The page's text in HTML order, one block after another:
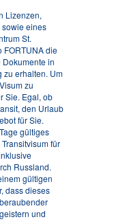
Lizenzen,
eines
St.
FORTUNA die
in
zu erhalten. Um
zu
Sie. Egal, ob
den Urlaub
für Sie.
gültiges
für
Russland.
gültigen
dass dieses
und